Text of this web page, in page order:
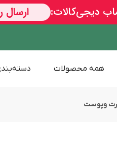
همه محصولات
وپوست